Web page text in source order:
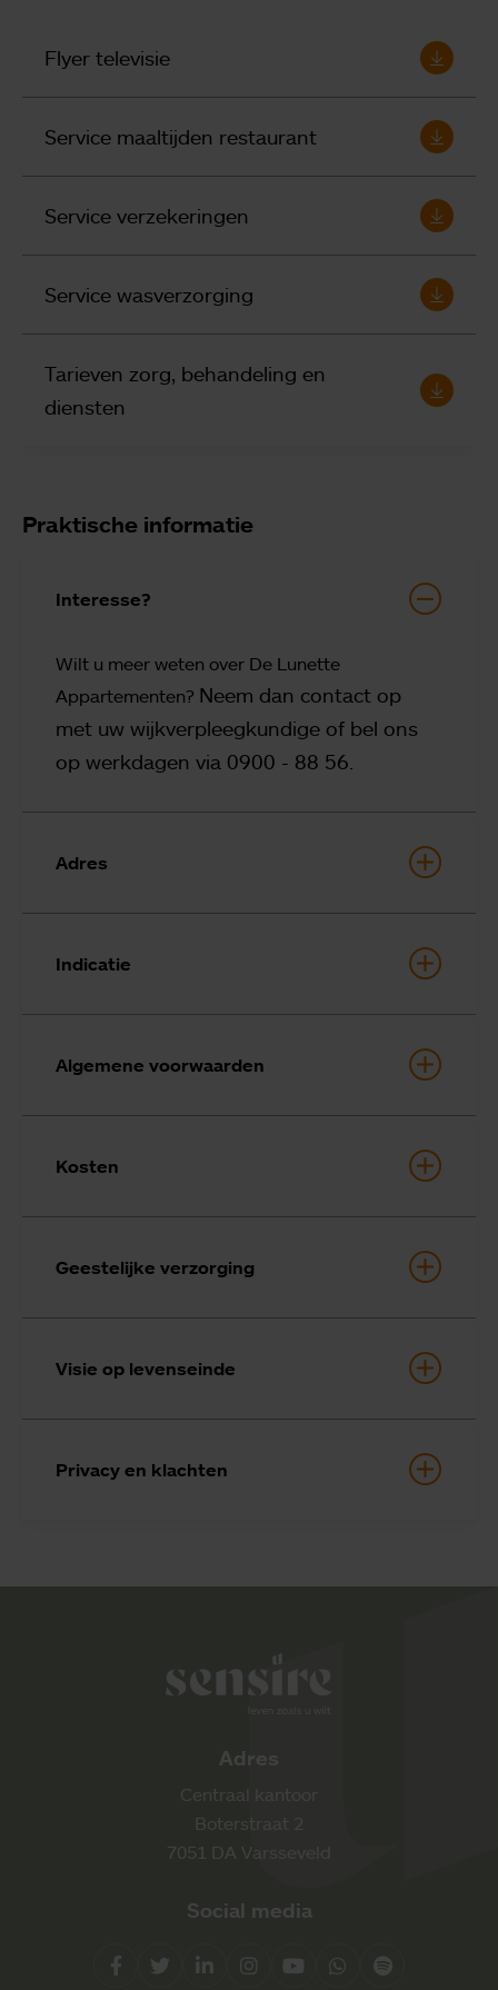
Flyer televisie
Service maaltijden restaurant
Service verzekeringen
Service wasverzorging
Tarieven zorg, behandeling en
diensten
Praktische informatie
Interesse?
Wilt u meer weten over De Lunette
Appartementen? Neem dan contact op
met uw wijkverpleegkundige of bel ons
op werkdagen via 0900 - 88 56.
Adres
Indicatie
Algemene voorwaarden
Kosten
Geestelijke verzorging
Visie op levenseinde
Privacy en klachten
Adres
Centraal kantoor
Boterstraat 2
7051 DA Varsseveld
Social media
FacebookTwitterLinkedInInstagram
YouTubeWhatsapp
Spotify